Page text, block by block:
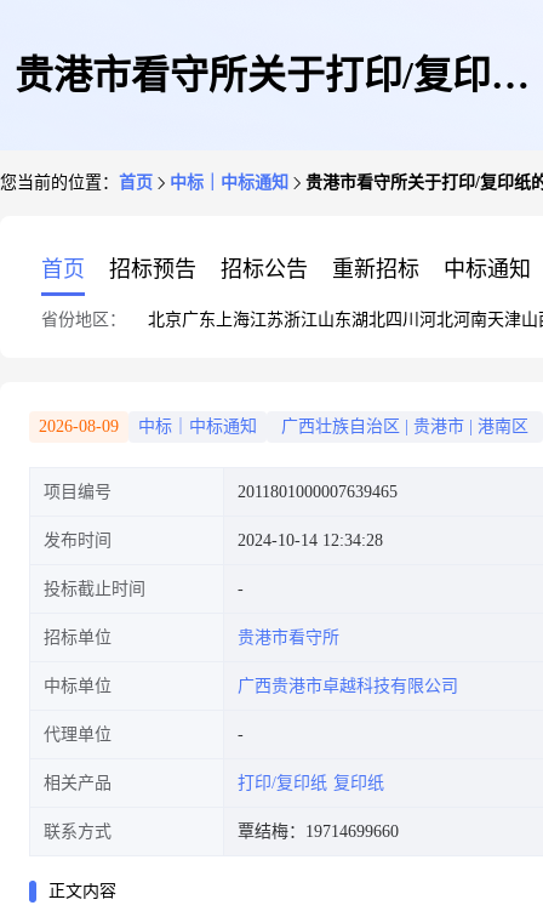
贵港市看守所关于打印/复印纸
您当前的位置： 首页 中标｜中标通知 贵港市看守所关于打印/复印纸
首页 招标预告 招标公告 重新招标 中标通知
省份地区： 北京广东 上海江苏浙江山东湖北四川 河北河南天津山
2026-08-09 中标｜中标通知 广西壮族自治区 贵港市 港南区
项目编号 2011801000007639465
发布时间 2024-10-14 12:34:28
投标截止时间
招标单位 贵港市看守所
中标单位 广西贵港市卓越科技有限公司
代理单位
相关产品 打印/复印纸 复印纸
联系方式 覃结梅：19714699660
正文内容